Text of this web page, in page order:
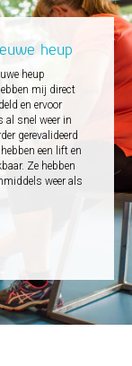
heup
heup
mij direct
en ervoor
al snel weer in
gerevalideerd
een lift en
Ze hebben
weer als